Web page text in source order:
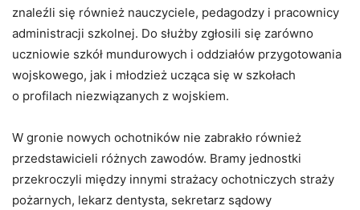
znaleźli się również nauczyciele, pedagodzy i pracownicy
administracji szkolnej. Do służby zgłosili się zarówno
uczniowie szkół mundurowych i oddziałów przygotowania
wojskowego, jak i młodzież ucząca się w szkołach
o profilach niezwiązanych z wojskiem.
W gronie nowych ochotników nie zabrakło również
przedstawicieli różnych zawodów. Bramy jednostki
przekroczyli między innymi strażacy ochotniczych straży
pożarnych, lekarz dentysta, sekretarz sądowy